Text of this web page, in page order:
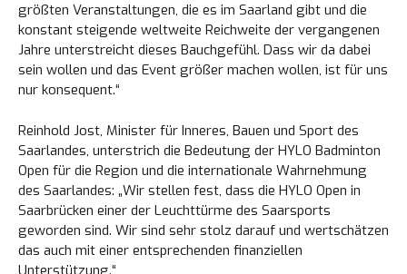
größten Veranstaltungen, die es im Saarland gibt und die
konstant steigende weltweite Reichweite der vergangenen
Jahre unterstreicht dieses Bauchgefühl. Dass wir da dabei
sein wollen und das Event größer machen wollen, ist für uns
nur konsequent.“
Reinhold Jost, Minister für Inneres, Bauen und Sport des
Saarlandes, unterstrich die Bedeutung der HYLO Badminton
Open für die Region und die internationale Wahrnehmung
des Saarlandes: „Wir stellen fest, dass die HYLO Open in
Saarbrücken einer der Leuchttürme des Saarsports
geworden sind. Wir sind sehr stolz darauf und wertschätzen
das auch mit einer entsprechenden finanziellen
Unterstützung.“